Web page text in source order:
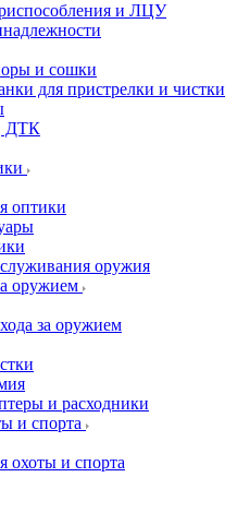
и ЛЦУ
и сошки
для пристрелки и чистки
ДТК
оптики
оружия
оружием
за оружием
и расходники
и спорта
охоты и спорта